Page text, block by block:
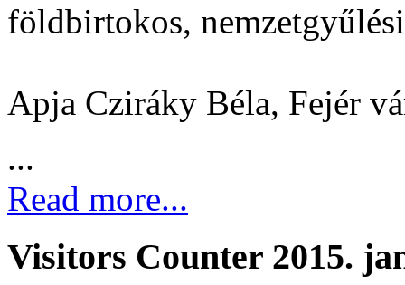
földbirtokos,
Apja Cziráky Béla, Fejér
...
Read more...
Visitors Counter 2015.